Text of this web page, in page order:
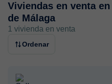
Viviendas en venta en
de Málaga
1 vivienda en venta
Ordenar